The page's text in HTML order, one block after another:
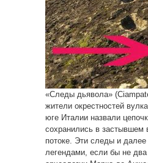
«Следы дьявола»
жители окрестностей
юге Италии назвали
сохранились в застывшем
потоке. Эти следы и
легендами, если бы не